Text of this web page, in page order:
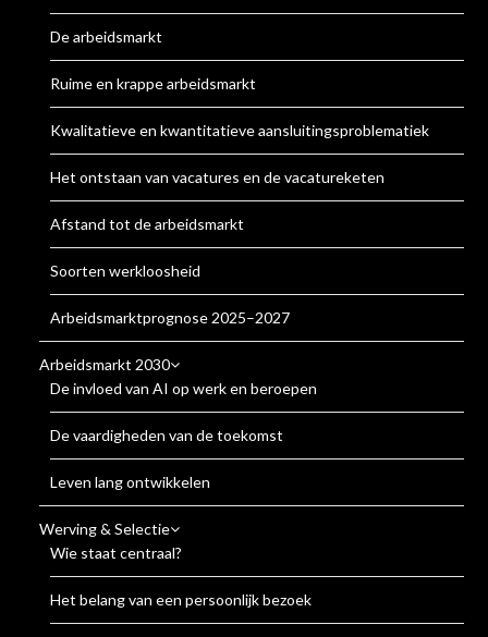
De arbeidsmarkt
Ruime en krappe arbeidsmarkt
Kwalitatieve en kwantitatieve aansluitingsproblematiek
Het ontstaan van vacatures en de vacatureketen
Afstand tot de arbeidsmarkt
Soorten werkloosheid
Arbeidsmarktprognose 2025–2027
Arbeidsmarkt 2030
De invloed van AI op werk en beroepen
De vaardigheden van de toekomst
Leven lang ontwikkelen
Werving & Selectie
Wie staat centraal?
Het belang van een persoonlijk bezoek